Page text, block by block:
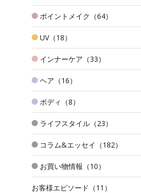
ポイントメイク（64）
UV（18）
インナーケア（33）
ヘア（16）
ボディ（8）
ライフスタイル（23）
コラム&エッセイ（182）
お買い物情報（10）
お客様エピソード（11）